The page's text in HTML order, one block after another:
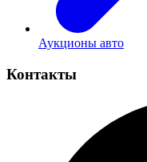
Аукционы авто
Контакты